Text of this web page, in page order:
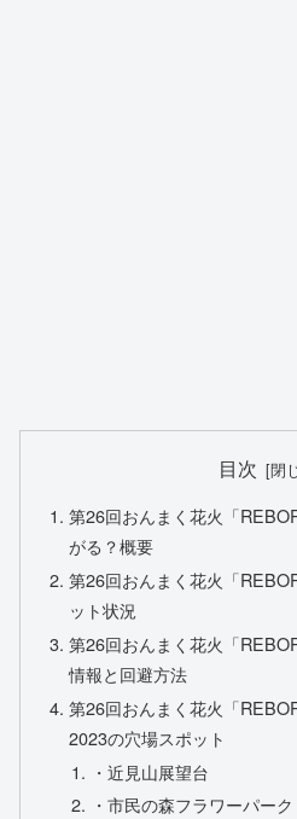
目次
第26回おんまく花火「
がる？概要
第26回おんまく花火「
ット状況
第26回おんまく花火「
情報と回避方法
第26回おんまく花火「
2023の穴場スポット
・近見山展望台
・市民の森フラワーパーク